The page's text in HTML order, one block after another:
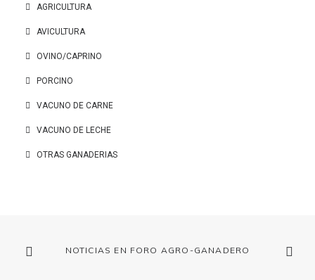
AGRICULTURA
AVICULTURA
OVINO/CAPRINO
PORCINO
VACUNO DE CARNE
VACUNO DE LECHE
OTRAS GANADERIAS
NOTICIAS EN FORO AGRO-GANADERO